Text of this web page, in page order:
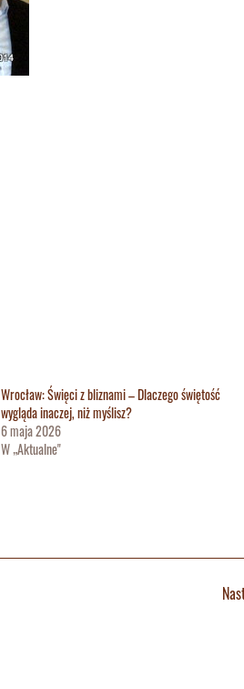
Wrocław: Święci z bliznami – Dlaczego świętość
wygląda inaczej, niż myślisz?
6 maja 2026
W „Aktualne"